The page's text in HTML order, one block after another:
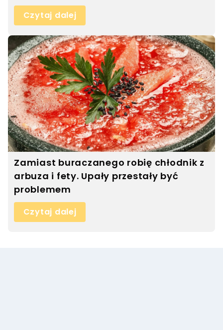
Czytaj dalej
Zamiast buraczanego robię chłodnik z
arbuza i fety. Upały przestały być
problemem
Czytaj dalej